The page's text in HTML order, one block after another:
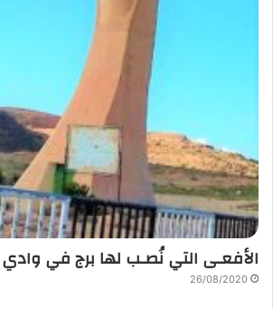
الأفعـى التي نُصـب لها برج في وادي
26/08/2020